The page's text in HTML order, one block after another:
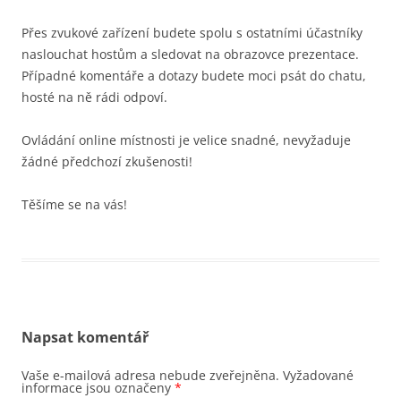
Přes zvukové zařízení budete spolu s ostatními účastníky
naslouchat hostům a sledovat na obrazovce prezentace.
Případné komentáře a dotazy budete moci psát do chatu,
hosté na ně rádi odpoví.
Ovládání online místnosti je velice snadné, nevyžaduje
žádné předchozí zkušenosti!
Těšíme se na vás!
Napsat komentář
Vaše e-mailová adresa nebude zveřejněna. Vyžadované
informace jsou označeny *